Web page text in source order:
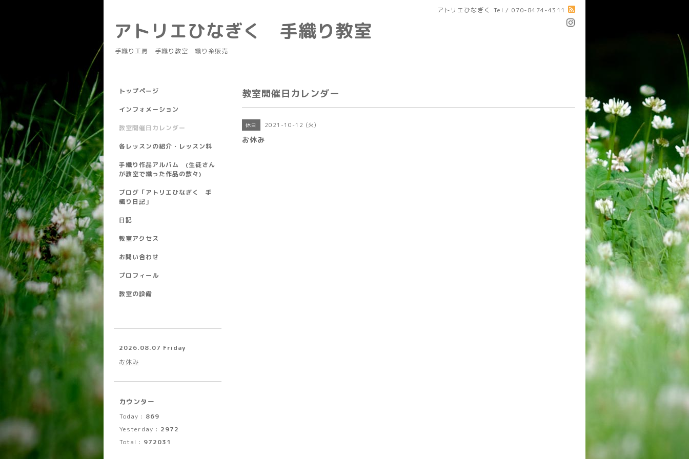
アトリエひなぎく Tel / 070-8474-4311
アトリエひなぎく 手織り教室
手織り工房 手織り教室 織り糸販売
教室開催日カレンダー
休日 2021-10-12 (火)
お休み
トップページ
インフォメーション
教室開催日カレンダー
各レッスンの紹介・レッスン料
手織り作品アルバム (生徒さん
が教室で織った作品の数々)
ブログ「アトリエひなぎく 手
織り日記」
日記
教室アクセス
お問い合わせ
プロフィール
教室の設備
2026.08.07 Friday
お休み
カウンター
Today : 869
Yesterday : 2972
Total : 972031